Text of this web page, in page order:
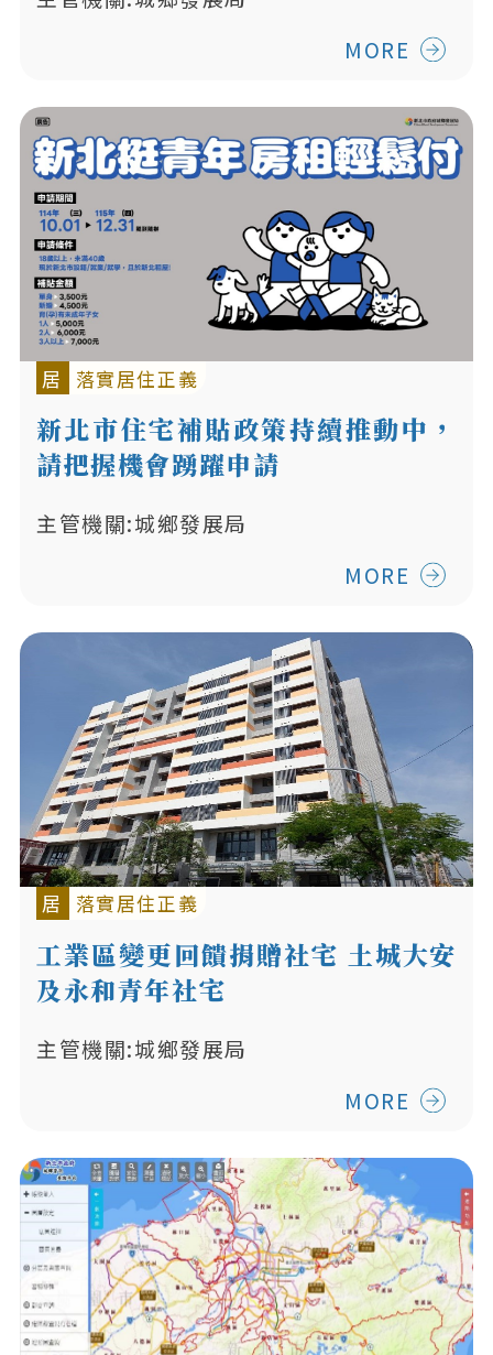
MORE
居 落實居住正義
新北市住宅補貼政策持續推動中，
請把握機會踴躍申請
主管機關:城鄉發展局
MORE
居 落實居住正義
工業區變更回饋捐贈社宅 土城大安
及永和青年社宅
主管機關:城鄉發展局
MORE